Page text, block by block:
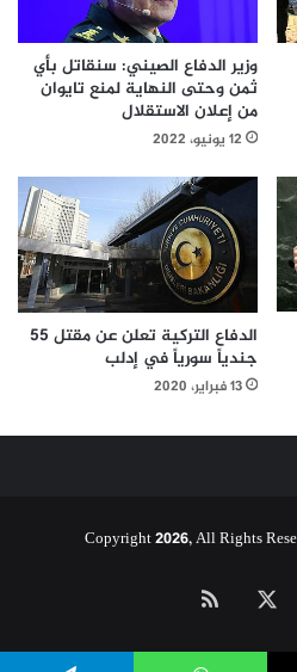
وزير الدفاع الصيني: سنقاتل بأي
ثمن وحتى النهاية لمنع تايوان
من إعلان الاستقلال
12 يونيو، 2022
الدفاع التركية تعلن عن مقتل 55
جندياً سورياً في إدلب
13 فبراير، 2020
فيسبوك
الموقع